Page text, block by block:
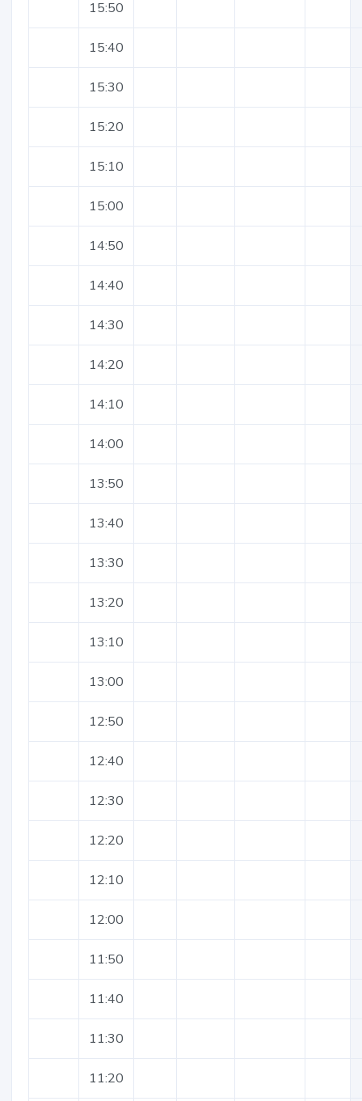
15:50
15:40
15:30
15:20
15:10
15:00
14:50
14:40
14:30
14:20
14:10
14:00
13:50
13:40
13:30
13:20
13:10
13:00
12:50
12:40
12:30
12:20
12:10
12:00
11:50
11:40
11:30
11:20